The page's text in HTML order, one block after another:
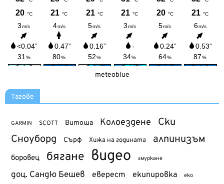
meteoblue
Тагове
GARMIN SCOTT Витоша Колоездене Ски
Сноуборд Сърф Хижа на годината алпинизъм
боровец бягане видео гмуркане
доц. Сандю Бешев еверест екипировка еко